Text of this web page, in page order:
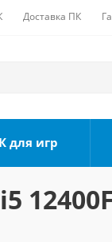
Доставка ПК
для игр